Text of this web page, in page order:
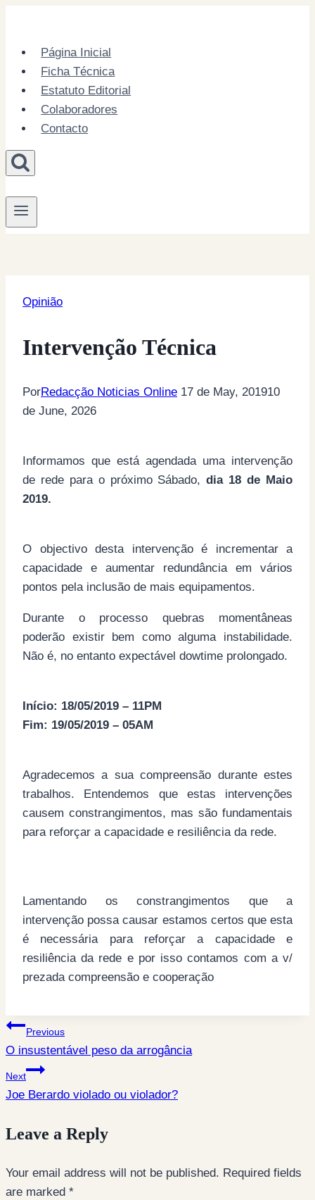
contentPágina Inicial
Ficha Técnica
Estatuto Editorial
Colaboradores
Contacto
Opinião
Intervenção Técnica
PorRedacção Noticias Online 17 de May, 201910
de June, 2026
Informamos que está agendada uma intervenção
de rede para o próximo Sábado,dia 18 de Maio
2019.
O objectivo desta intervenção é incrementar a
capacidade e aumentar redundância em vários
pontos pela inclusão de mais equipamentos.
Durante o processo quebras momentâneas
poderão existir bem como alguma instabilidade.
Não é, no entanto expectável dowtime prolongado.
Início: 18/05/2019 – 11PM
Fim: 19/05/2019 – 05AM
Agradecemos a sua compreensão durante estes
trabalhos. Entendemos que estas intervenções
causem constrangimentos, mas são fundamentais
para reforçar a capacidade e resiliência da rede.
Lamentando os constrangimentos que a
intervenção possa causar estamos certos que esta
é necessária para reforçar a capacidade e
resiliência da rede e por isso contamos com a v/
prezada compreensão e cooperação
Post
navigation
Previous
O insustentável peso da arrogância
Next
Joe Berardo violado ou violador?
Leave a Reply
Your email address will not be published. Required fields
are marked *